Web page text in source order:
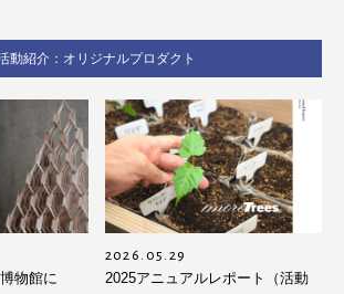
動紹介：オリジナルプロダクト
物館に
2026.05.29
2025アニュアルレポート（活動